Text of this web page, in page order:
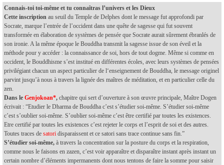
Connais-toi toi-même et tu connaîtras l’univers et les Dieux
Cette inscription au seuil du Temple de Delphes dont le message fut approfondi par
Socrate, marque l’entrée de l’occident dans une quête de sagesse qui fut souvent
transformée en élaboration de systèmes de pensée que Socrate aurait sûrement ébranlés de
son ironie. A la même époque le Bouddha transmit la sagesse issue de son éveil et la
méthode pour y accéder : la connaissance de soi, hors de tout dogme. Même si comme en
occident, le Bouddhisme s’est institué en différentes écoles, avec leurs systèmes de pensées
privilégiant chacun un aspect particulier de l‘enseignement de Bouddha, le message originel
parvint jusqu’à nous à travers la lignée des maîtres de méditation, et en particulier celle du
zen.
Dans le Genjokoan*, chapitre qui sert d’ouverture à son œuvre principale, Maître Dogen
écrivait : “Etudier le Dharma de Bouddha c’est s’étudier soi-même. S’étudier soi-même
c’est s’oublier soi-même. S’oublier soi-même c’est être certifié par toutes les existences.
Etre certifié par toutes les existences c’est rejeter le corps et l’esprit de soi et des autres.
Toutes traces de satori disparaissent et ce satori sans trace continue sans fin.”
S’étudier soi-même, à travers la concentration sur la posture du corps et la respiration,
comme nous le faisons en zazen, c’est voir apparaître et disparaître instant après instant un
certain nombre d’éléments impermanents dont nous tentons de faire la somme pour saisir